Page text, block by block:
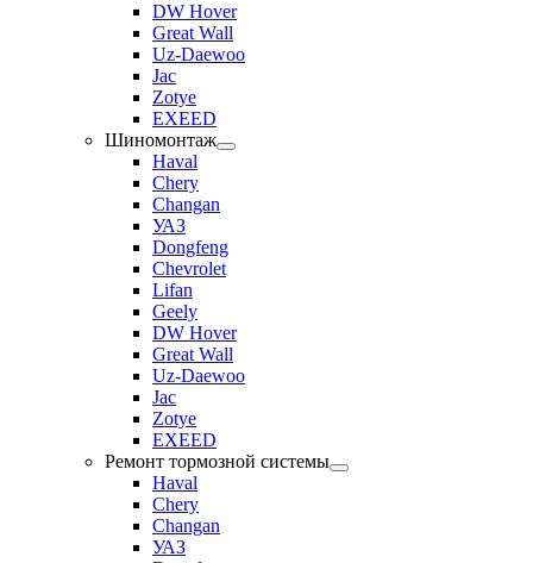
DW Hover
Great Wall
Uz-Daewoo
Jac
Zotye
EXEED
Шиномонтаж
Haval
Chery
Changan
УАЗ
Dongfeng
Chevrolet
Lifan
Geely
DW Hover
Great Wall
Uz-Daewoo
Jac
Zotye
EXEED
Ремонт тормозной системы
Haval
Chery
Changan
УАЗ